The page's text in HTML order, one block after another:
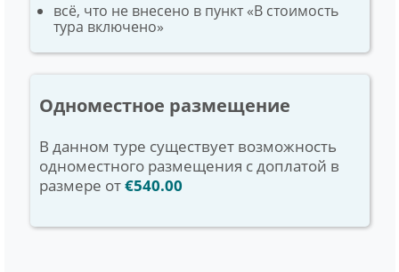
всё, что не внесено в пункт «В стоимость
тура включено»
Одноместное размещение
В данном туре существует возможность
одноместного размещения с доплатой в
размере от€540.00